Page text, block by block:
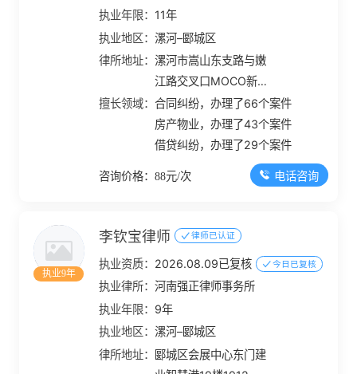
执业年限： 11年
执业地区：漯河–郾城区
律所地址：漯河市嵩山东支路与嫩
江路交叉口MOCO新世
界1号楼1幢12层1201-
1220
擅长领域：合同纠纷，办理了66个案件
房产物业，办理了43个案件
借贷纠纷，办理了29个案件
咨询价格：88元/次 电话咨询
执业9年
李钦宝律师 律师已认证
执业资质： 2026.08.09已复核 今日已复核
执业律所：河南强正律师事务所
执业年限： 9年
执业地区：漯河–郾城区
律所地址：
郾城区会展中心东门建